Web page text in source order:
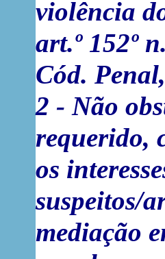
violência
art.º 152º
Cód.
2 - Não
requerido,
os
suspeitos/
mediação